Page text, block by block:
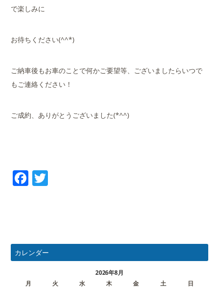
で楽しみに
お待ちください(^^*)
ご納車後もお車のことで何かご要望等、ございましたらいつで
もご連絡ください！
ご成約、ありがとうございました(*^^)
Facebook
カレンダー
2026年8月
月
火 水 木 金 土 日